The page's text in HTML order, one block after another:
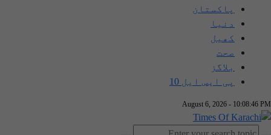
پاکستان
دنیا
کھیل
صحت
بلاگز
پی ایس ایل 10
August 6, 2026 - 10:08:47 PM